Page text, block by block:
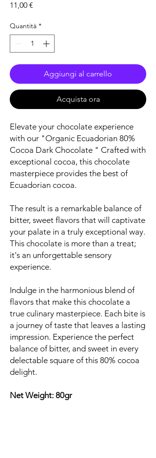
11,00 €
Quantità *
Aggiungi al carrello
Acquista ora
Elevate your chocolate experience
with our "Organic Ecuadorian 80%
Cocoa Dark Chocolate " Crafted with
exceptional cocoa, this chocolate
masterpiece provides the best of
Ecuadorian cocoa.
The result is a remarkable balance of
bitter, sweet flavors that will captivate
your palate in a truly exceptional way.
This chocolate is more than a treat;
it's an unforgettable sensory
experience.
Indulge in the harmonious blend of
flavors that make this chocolate a
true culinary masterpiece. Each bite is
a journey of taste that leaves a lasting
impression. Experience the perfect
balance of bitter, and sweet in every
delectable square of this 80% cocoa
delight.
Net Weight: 80gr